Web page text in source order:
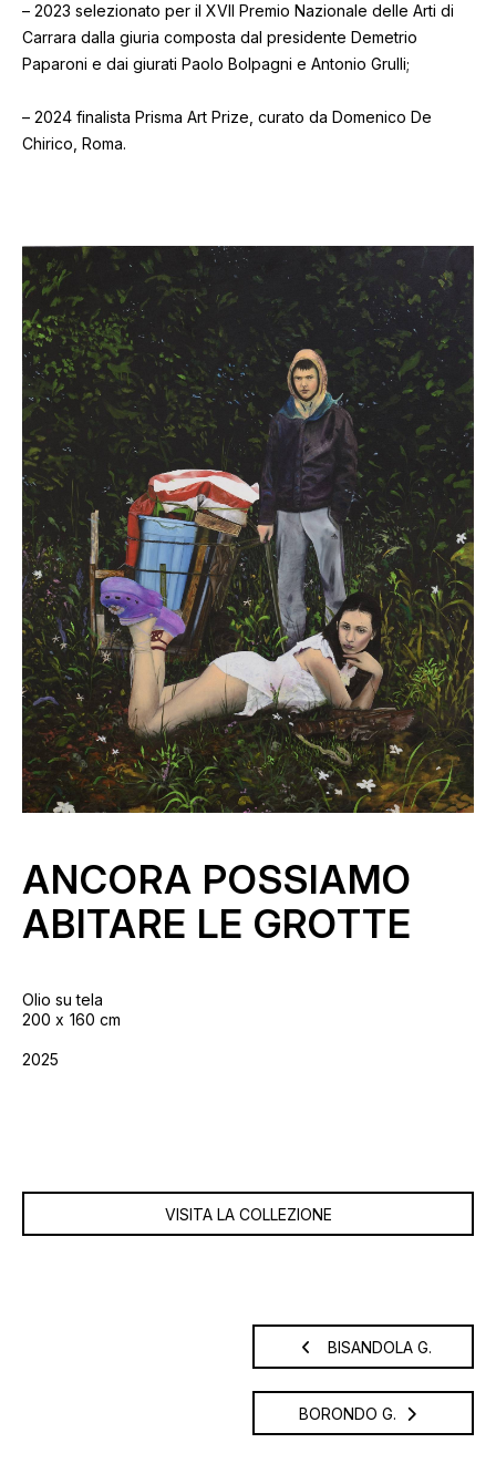
– 2023 selezionato per il XVII Premio Nazionale delle Arti di
Carrara dalla giuria composta dal presidente Demetrio
Paparoni e dai giurati Paolo Bolpagni e Antonio Grulli;
– 2024 finalista Prisma Art Prize, curato da Domenico De
Chirico, Roma.
ANCORA POSSIAMO
ABITARE LE GROTTE
Olio su tela
200
160 cm
2025
VISITA LA COLLEZIONE
BISANDOLA G.
BORONDO G.